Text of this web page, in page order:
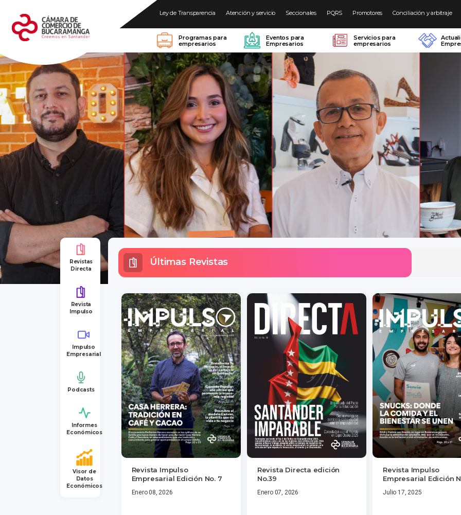
Ley de Transparencia Atención y servicio Seccionales PQRS Promotores Conciliación y arbitraje
Programas para
empresarios
Eventos para
Empresarios
Servicios para
empresarios
Revistas
Directa
Revista
Impulso
Impulso
Empresarial
Podcasts
Informes
Económicos
Visor de
Datos
Económicos
Últimas Revistas
Revista Impulso
Empresarial Edición No. 7
Enero 08, 2026
Revista Directa edición
No.39
Enero 07, 2026
Revista Impulso
Empresarial Edición
Julio 17, 2025